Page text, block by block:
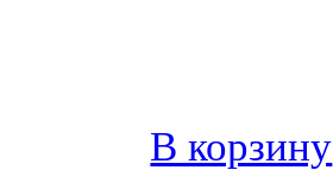
В корзину